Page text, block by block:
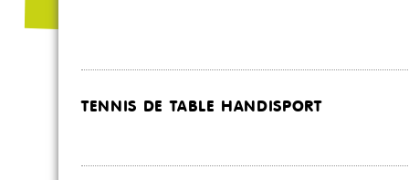
TENNIS DE TABLE HANDISPORT